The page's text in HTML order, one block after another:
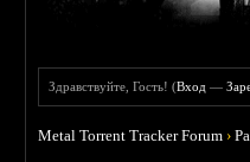
Здравствуйте, Гость! (Вход —
Metal Torrent Tracker Forum ›